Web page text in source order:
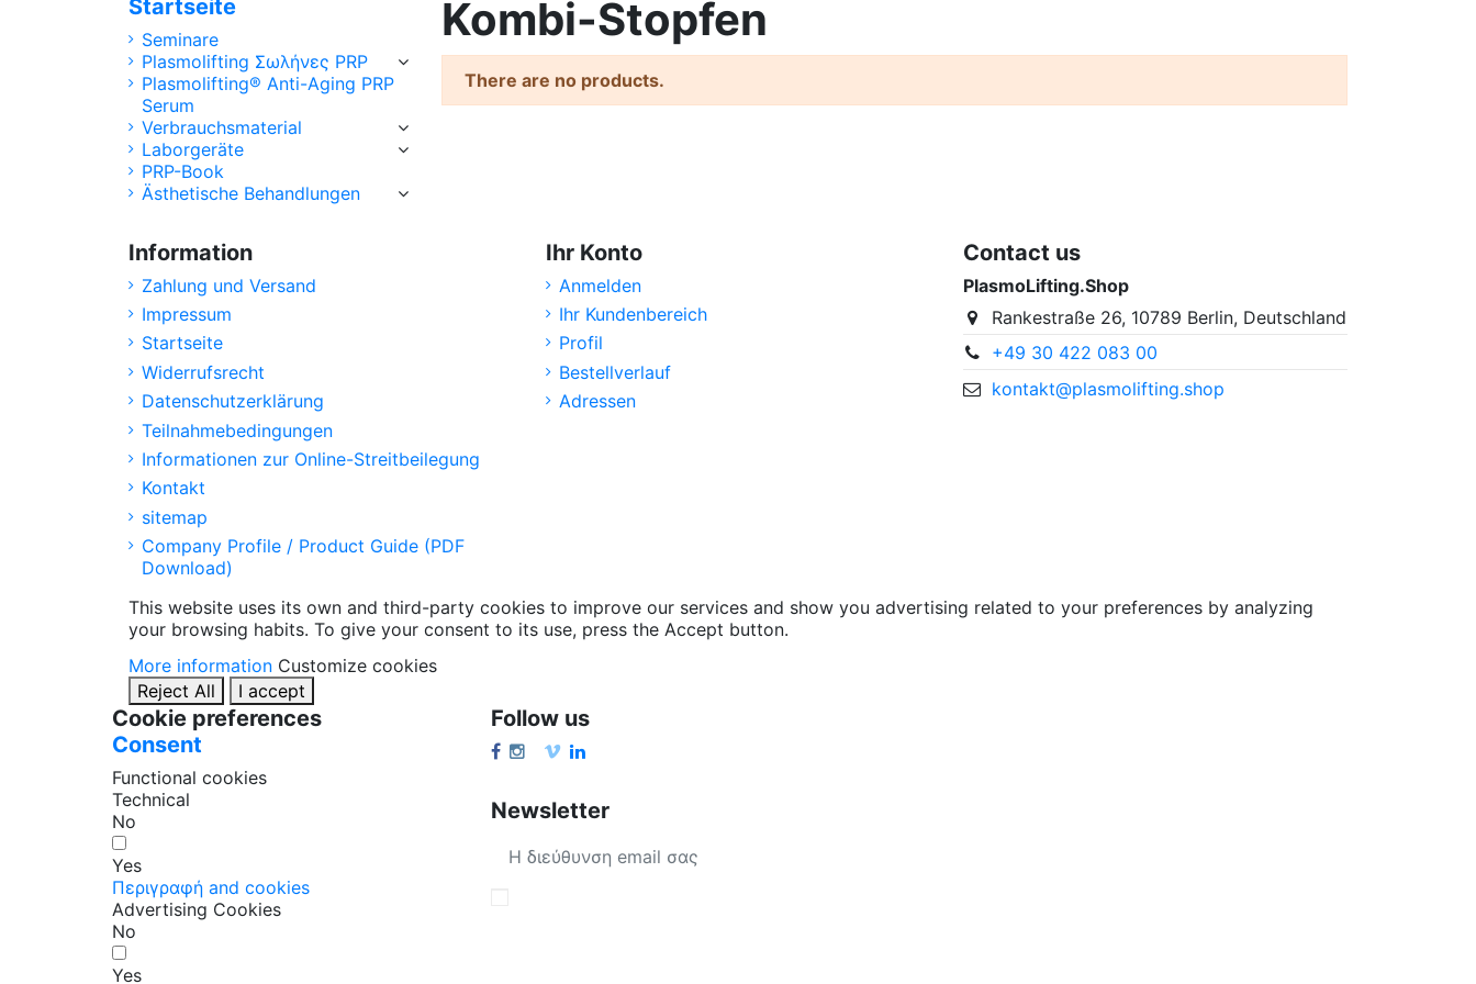
Kombi-Stopfen
There are no products.
Startseite
Seminare
Plasmolifting Σωλήνες PRP
Plasmolifting® Anti-Aging PRP
Serum
Verbrauchsmaterial
Laborgeräte
PRP-Book
Ästhetische Behandlungen
Information
Zahlung und Versand
Impressum
Startseite
Widerrufsrecht
Datenschutzerklärung
Teilnahmebedingungen
Informationen zur Online-Streitbeilegung
Kontakt
sitemap
Company Profile / Product Guide (PDF
Download)
Ihr Konto
Anmelden
Ihr Kundenbereich
Profil
Bestellverlauf
Adressen
Contact us
PlasmoLifting.Shop
Rankestraße 26, 10789 Berlin, Deutschland
+49 30 422 083 00
kontakt@plasmolifting.shop
This website uses its own and third-party cookies to improve our services and show you advertising related to your preferences by analyzing
your browsing habits. To give your consent to its use, press the Accept button.
More information Customize cookies
Reject All
I accept
Cookie preferences
Consent
Functional cookies
Technical
No
Yes
Περιγραφή and cookies
Advertising Cookies
No
Yes
Follow us
Newsletter